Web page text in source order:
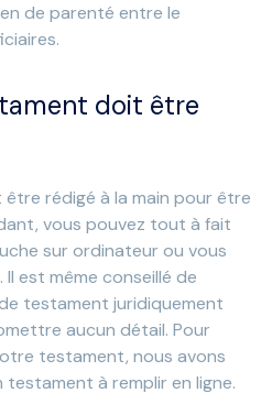
de parenté entre le
doit être
rédigé à la main pour être
vous pouvez tout à fait
sur ordinateur ou vous
est même conseillé de
testament juridiquement
aucun détail. Pour
testament, nous avons
à remplir en ligne.